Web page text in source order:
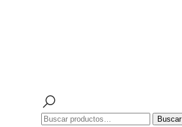
Buscar Buscar